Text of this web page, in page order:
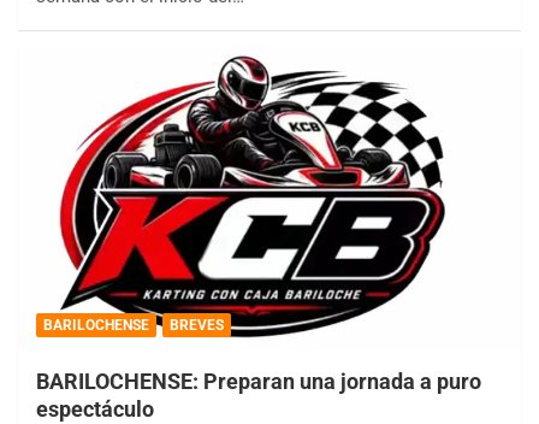
BARILOCHENSE BREVES
BARILOCHENSE: Preparan una jornada a puro
espectáculo